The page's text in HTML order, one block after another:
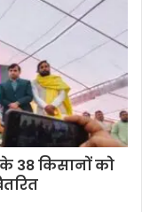
किसानों को